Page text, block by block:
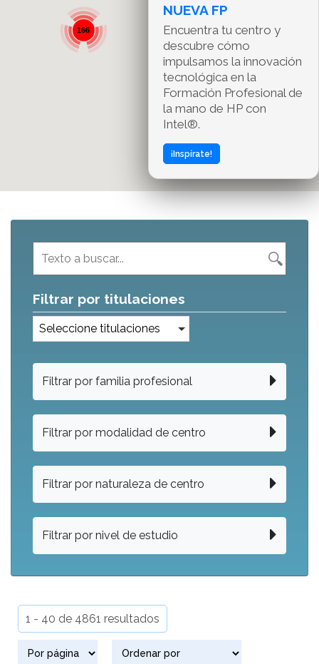
166
NUEVA FP
Encuentra tu centro y
descubre cómo
impulsamos la innovación
tecnológica en la
Formación Profesional de
la mano de HP con
Intel®.
¡Inspírate!
1 - 40 de 4861 resultados
Filtrar por titulaciones
Seleccione titulaciones
Filtrar por familia profesional
Filtrar por modalidad de centro
Filtrar por naturaleza de centro
Filtrar por nivel de estudio